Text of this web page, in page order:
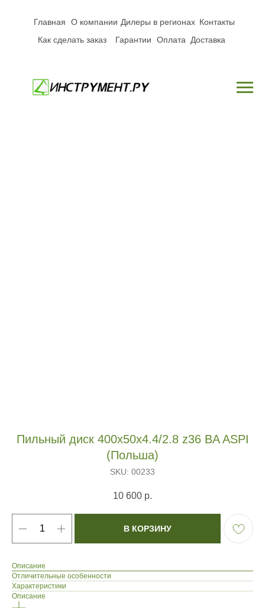
Главная
О компании
Оплата
Гарантии
Контакты
Как сделать заказ
Доставка
Дилеры в регионах
Пильный диск 400х50х4.4/2.8 z36 BA ASPI
(Польша)
SKU: 00233
10 600 р.
В КОРЗИНУ
Описание
Отличительные особенности
Характеристики
Описание